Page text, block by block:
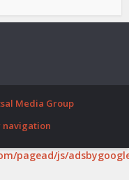
Media Group
navigation
pagead/js/